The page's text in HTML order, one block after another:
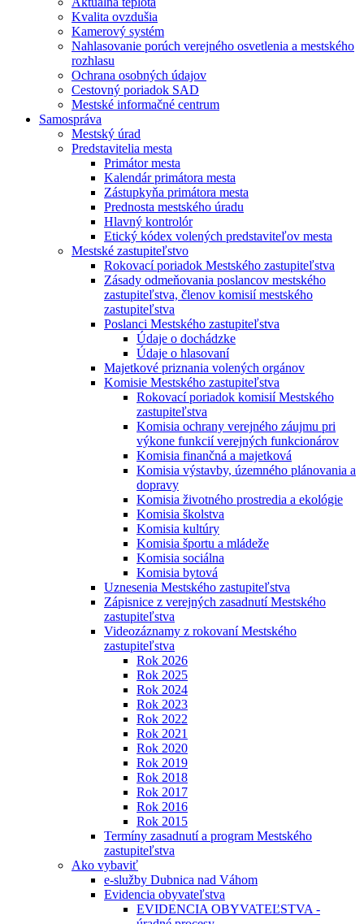
Kvalita ovzdušia
Kamerový systém
Nahlasovanie porúch verejného osvetlenia a mestského
rozhlasu
Ochrana osobných údajov
Cestovný poriadok SAD
Mestské informačné centrum
Samospráva
Mestský úrad
Predstavitelia mesta
Primátor mesta
Kalendár primátora mesta
Zástupkyňa primátora mesta
Prednosta mestského úradu
Hlavný kontrolór
Etický kódex volených predstaviteľov mesta
Mestské zastupiteľstvo
Rokovací poriadok Mestského zastupiteľstva
Zásady odmeňovania poslancov mestského
zastupiteľstva, členov komisií mestského
zastupiteľstva
Poslanci Mestského zastupiteľstva
Údaje o dochádzke
Údaje o hlasovaní
Majetkové priznania volených orgánov
Komisie Mestského zastupiteľstva
Rokovací poriadok komisií Mestského
zastupiteľstva
Komisia ochrany verejného záujmu pri
výkone funkcií verejných funkcionárov
Komisia finančná a majetková
Komisia výstavby, územného plánovania a
dopravy
Komisia životného prostredia a ekológie
Komisia školstva
Komisia kultúry
Komisia športu a mládeže
Komisia sociálna
Komisia bytová
Uznesenia Mestského zastupiteľstva
Zápisnice z verejných zasadnutí Mestského
zastupiteľstva
Videozáznamy z rokovaní Mestského
zastupiteľstva
Rok 2026
Rok 2025
Rok 2024
Rok 2023
Rok 2022
Rok 2021
Rok 2020
Rok 2019
Rok 2018
Rok 2017
Rok 2016
Rok 2015
Termíny zasadnutí a program Mestského
zastupiteľstva
Ako vybaviť
e-služby Dubnica nad Váhom
Evidencia obyvateľstva
EVIDENCIA OBYVATEĽSTVA -